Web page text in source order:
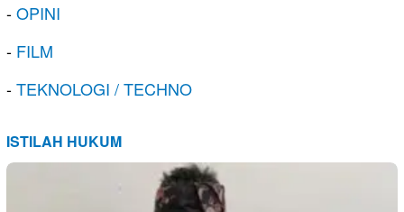
-OPINI
- FILM
-TEKNOLOGI / TECHNO
ISTILAH HUKUM